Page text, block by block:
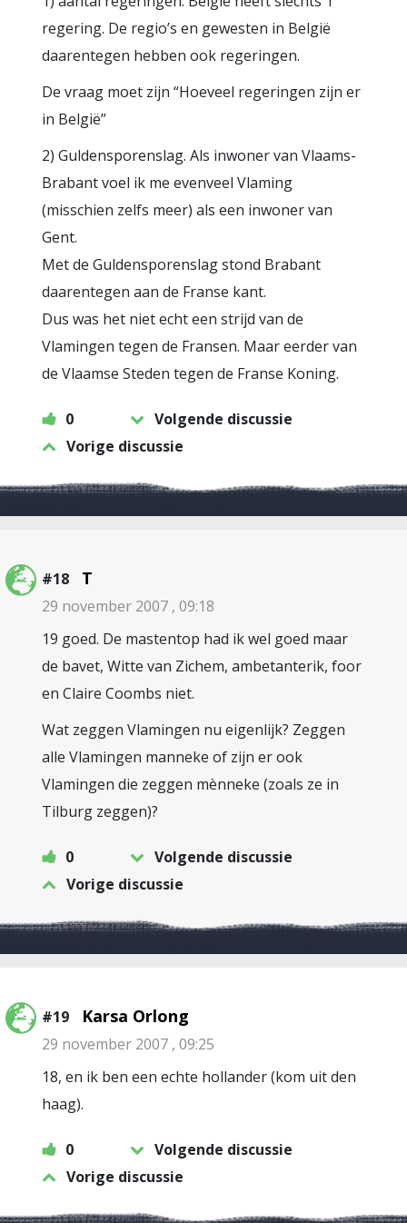
regering. De regio’s en gewesten in België
daarentegen hebben ook regeringen.
De vraag moet zijn “Hoeveel regeringen zijn er
in België”
2) Guldensporenslag. Als inwoner van Vlaams-
Brabant voel ik me evenveel Vlaming
(misschien zelfs meer) als een inwoner van
Gent.
Met de Guldensporenslag stond Brabant
daarentegen aan de Franse kant.
Dus was het niet echt een strijd van de
Vlamingen tegen de Fransen. Maar eerder van
de Vlaamse Steden tegen de Franse Koning.
0
Volgende discussie
Vorige discussie
#18 T
29 november 2007 , 09:18
19 goed. De mastentop had ik wel goed maar
de bavet, Witte van Zichem, ambetanterik, foor
en Claire Coombs niet.
Wat zeggen Vlamingen nu eigenlijk? Zeggen
alle Vlamingen manneke of zijn er ook
Vlamingen die zeggen mènneke (zoals ze in
Tilburg zeggen)?
0
Volgende discussie
Vorige discussie
#19 Karsa Orlong
29 november 2007 , 09:25
18, en ik ben een echte hollander (kom uit den
haag).
0
Volgende discussie
Vorige discussie